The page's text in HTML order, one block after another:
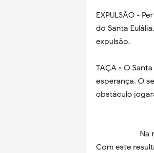
EXPULSÃO -
do Santa
expulsão.
TAÇA - O
esperança. O
obstáculo
Na
Com este